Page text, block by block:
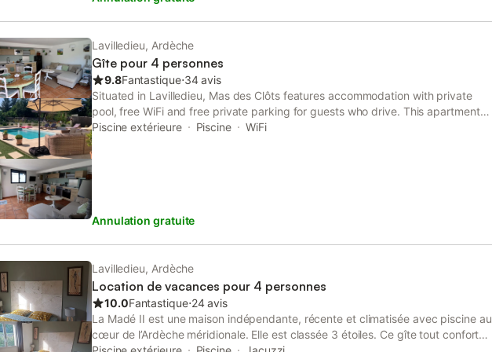
machine à cafe Senséo+machien à café classique, grille pain, aspirateur,
machine à laver, Séjour dont WIFI, Terrasse couverte de 20M2 avec table et
chaises, Terrasse exterieure 25M2 avec table et chaises, barbecue
traditionnel, hamac, transats. Linge de lits fournis et Lits faits a votre arrivée
Equipements bébé : lits, matelas, chaise haute, baignoire. Animaux acceptés
au préalable accord avec le propriétaire. Livres et documentation sur la région.
Lavilledieu, Ardèche
Gîte pour 4 personnes
9.8Fantastique⋅34 avis
Situated in Lavilledieu, Mas des Clôts features accommodation with private
pool, free WiFi and free private parking for guests who drive. This apartment
offers air-conditioned accommodation with a patio.
Piscine extérieure Piscine WiFi
Annulation gratuite
Lavilledieu, Ardèche
Location de vacances pour 4 personnes
10.0Fantastique⋅24 avis
La Madé II est une maison indépendante, récente et climatisée avec piscine au
cœur de l’Ardèche méridionale. Elle est classée 3 étoiles. Ce gîte tout confort